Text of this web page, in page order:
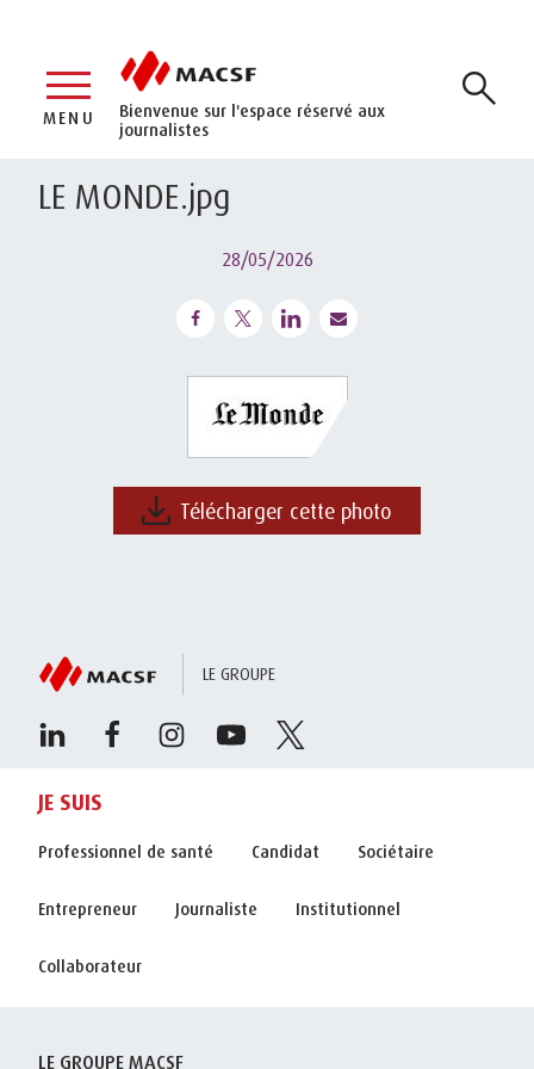
Bienvenue sur l'espace réservé aux
journalistes
MENU
LE MONDE.jpg
28/05/2026
Télécharger cette photo
LE GROUPE
JE SUIS
Professionnel de santé Candidat Sociétaire
Entrepreneur Journaliste Institutionnel
Collaborateur
LE GROUPE MACSF